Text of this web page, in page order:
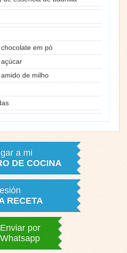
em pó
de milho
a mi
DE COCINA
RECETA
Enviar por
Whatsapp